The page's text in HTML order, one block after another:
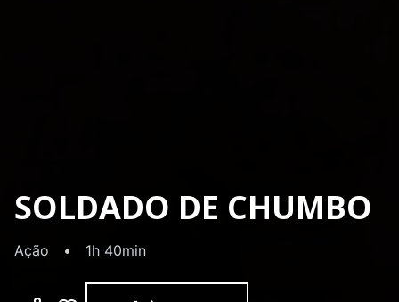
SOLDADO DE CHUMBO
Ação • 1h 40min